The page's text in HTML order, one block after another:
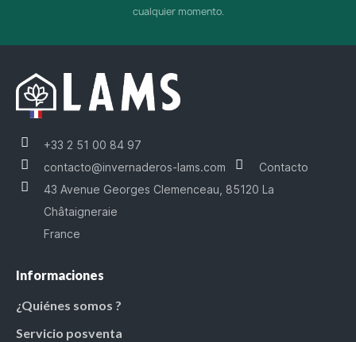
cualquier momento.
+33 2 51 00 84 97
contacto@invernaderos-lams.com
Contacto
43 Avenue Georges Clemenceau, 85120 La
Châtaigneraie
France
Informaciones
¿Quiénes somos ?
Servicio posventa